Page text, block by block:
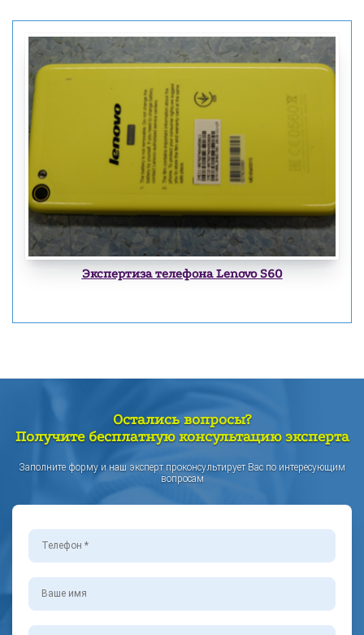
Экспертиза телефона Lenovo S60
Остались вопросы?
Получите бесплатную консультацию эксперта
Заполните форму и наш эксперт проконсультирует Вас по интересующим
вопросам